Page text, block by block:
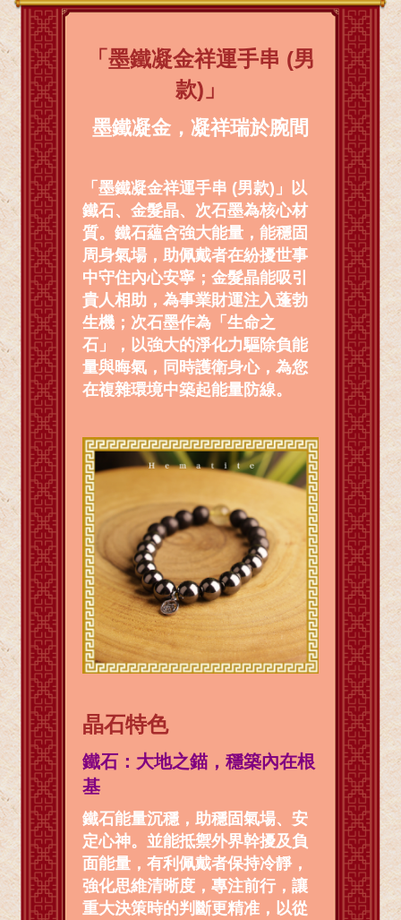
「墨鐵凝金祥運手串 (男
款)」
墨鐵凝金，凝祥瑞於腕間
「墨鐵凝金祥運手串 (男款)」以
鐵石、金髮晶、次石墨為核心材
質。鐵石蘊含強大能量，能穩固
周身氣場，助佩戴者在紛擾世事
中守住內心安寧；金髮晶能吸引
貴人相助，為事業財運注入蓬勃
生機；次石墨作為「生命之
石」，以強大的淨化力驅除負能
量與晦氣，同時護衛身心，為您
在複雜環境中築起能量防線。
晶石特色
鐵石：大地之錨，穩築內在根
基
鐵石能量沉穩，助穩固氣場、安
定心神。並能抵禦外界幹擾及負
面能量，有利佩戴者保持冷靜，
強化思維清晰度，專注前行，讓
重大決策時的判斷更精准，以從